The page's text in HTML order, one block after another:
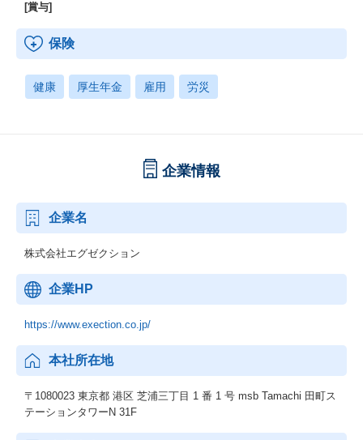
[賞与]
保険
健康 厚生年金 雇用 労災
企業情報
企業名
株式会社エグゼクション
企業HP
https://www.exection.co.jp/
本社所在地
〒1080023 東京都 港区 芝浦三丁目 1 番 1 号 msb Tamachi 田町ス
テーションタワーN 31F